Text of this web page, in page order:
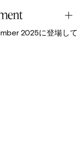
News
マガジンのDEW
2025に登場して